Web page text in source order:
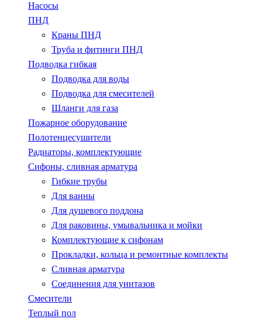
Насосы
ПНД
Краны ПНД
Труба и фитинги ПНД
Подводка гибкая
Подводка для воды
Подводка для смесителей
Шланги для газа
Пожарное оборудование
Полотенцесушители
Радиаторы, комплектующие
Сифоны, сливная арматура
Гибкие трубы
Для ванны
Для душевого поддона
Для раковины, умывальника и мойки
Комплектующие к сифонам
Прокладки, кольца и ремонтные комплекты
Сливная арматура
Соединения для унитазов
Смесители
Теплый пол